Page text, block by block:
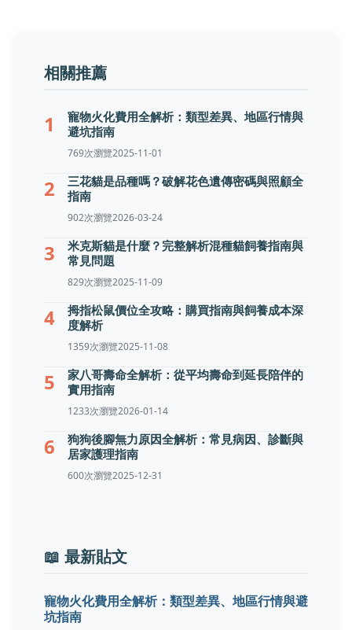
相關推薦
1
寵物火化費用全解析：類型差異、地區行情與
避坑指南
769次瀏覽2025-11-01
2
三花貓是品種嗎？破解花色遺傳密碼與照顧全
指南
902次瀏覽2026-03-24
3
米克斯貓是什麼？完整解析混種貓飼養指南與
常見問題
829次瀏覽2025-11-09
4
拇指松鼠價位全攻略：購買指南與飼養成本深
度解析
1359次瀏覽2025-11-08
5
家八哥壽命全解析：從平均壽命到延長陪伴的
實用指南
1233次瀏覽2026-01-14
6
狗狗後腳無力原因全解析：常見病因、診斷與
居家護理指南
600次瀏覽2025-12-31
📖 最新貼文
寵物火化費用全解析：類型差異、地區行情與避
坑指南